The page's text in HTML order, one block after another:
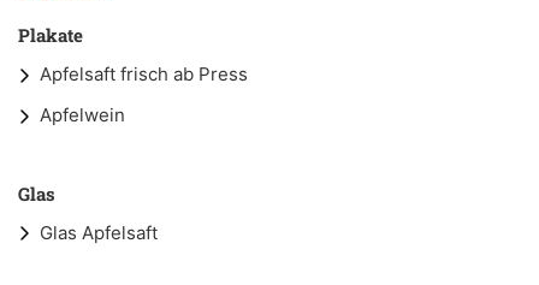
Plakate
Apfelsaft frisch ab Press
Apfelwein
Glas
Glas Apfelsaft